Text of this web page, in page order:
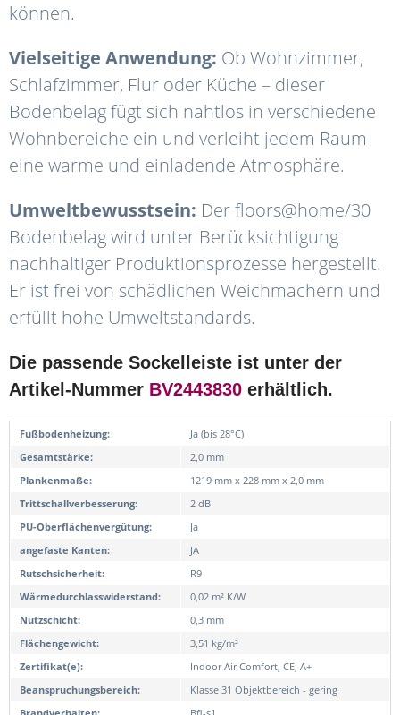
können.
Vielseitige Anwendung: Ob Wohnzimmer,
Schlafzimmer, Flur oder Küche – dieser
Bodenbelag fügt sich nahtlos in verschiedene
Wohnbereiche ein und verleiht jedem Raum
eine warme und einladende Atmosphäre.
Umweltbewusstsein: Der floors@home/30
Bodenbelag wird unter Berücksichtigung
nachhaltiger Produktionsprozesse hergestellt.
Er ist frei von schädlichen Weichmachern und
erfüllt hohe Umweltstandards.
Die passende Sockelleiste ist unter der
Artikel-Nummer BV2443830 erhältlich.
Fußbodenheizung:
Ja (bis 28°C)
Gesamtstärke:
2,0 mm
Plankenmaße:
1219 mm x 228 mm x 2,0 mm
Trittschallverbesserung:
2 dB
PU-Oberflächenvergütung:
Ja
angefaste Kanten:
JA
Rutschsicherheit:
R9
Wärmedurchlasswiderstand:
0,02 m² K/W
Nutzschicht:
0,3 mm
Flächengewicht:
3,51 kg/m²
Zertifikat(e):
Indoor Air Comfort, CE, A+
Beanspruchungsbereich:
Klasse 31 Objektbereich - gering